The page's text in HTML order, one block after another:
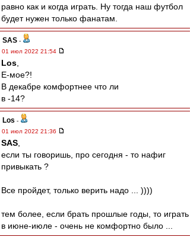
равно как и когда играть. Ну тогда наш футбол
будет нужен только фанатам.
SAS -
01 июл 2022 21:54
Los
Е-мое?!
В декабре комфортнее что ли
в -14?
Los -
01 июл 2022 21:36
SAS
если ты говоришь, про сегодня - то нафиг
привыкать ?
Все пройдет, только верить надо ... ))))
тем более, если брать прошлые годы, то играть
в июне-июле - очень не комфортно было ...